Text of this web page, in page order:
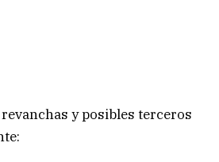
y posibles terceros